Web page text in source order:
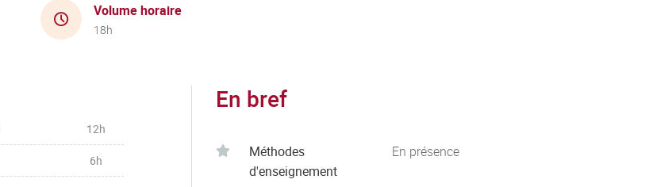
Volume horaire
18h
12h
6h
En bref
Méthodes
d'enseignement
En présence